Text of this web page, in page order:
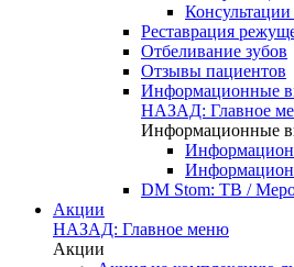
Реставрация
Отбеливание зубов
Отзывы пациентов
Информационные
НАЗАД: Главное
Информационные
DM Stom: ТВ /
Акции
НАЗАД: Главное меню
Акции